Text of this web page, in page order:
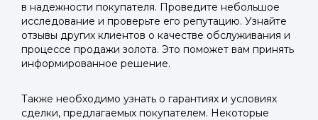
в надежности покупателя. Проведите небольшое
исследование и проверьте его репутацию. Узнайте
отзывы других клиентов о качестве обслуживания и
процессе продажи золота. Это поможет вам принять
информированное решение.
Также необходимо узнать о гарантиях и условиях
сделки, предлагаемых покупателем. Некоторые